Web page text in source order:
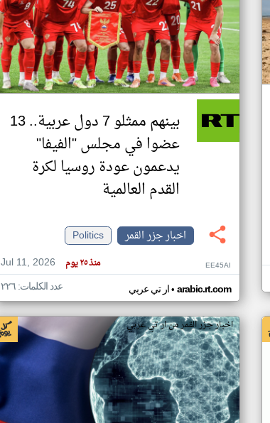
بينهم ممثلو 7 دول عربية.. 13
عضوا في مجلس "الفيفا"
يدعمون عودة روسيا لكرة
القدم العالمية
اخبار جزر القمر
Politics
Jul 11, 2026
منذ ٢٥ يوم EE45AI
ار تي عربي• arabic.rt.com عدد الكلمات: ٢٢٦
اخبار جزر القمر من ار تي عربي